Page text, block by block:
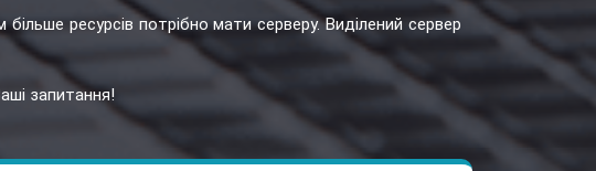
ресурсів потрібно мати серверу. Виділений сервер
запитання!